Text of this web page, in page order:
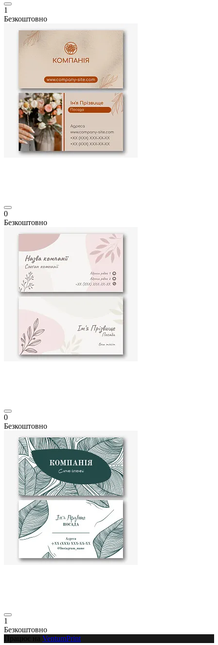
1
Безкоштовно
0
Безкоштовно
0
Безкоштовно
1
Безкоштовно
Працює на VentumPrint